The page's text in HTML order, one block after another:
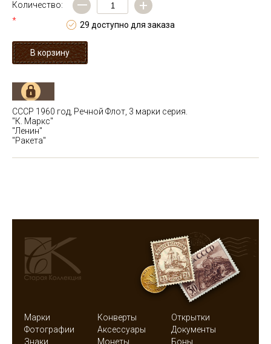
Количество:
*
— +
29 доступно для заказа
СССР 1960 год, Речной Флот, 3 марки серия.
"К. Маркс"
"Ленин"
"Ракета"
Марки Конверты
Открытки
Фотографии
Аксессуары
Документы
Знаки
Монеты Боны